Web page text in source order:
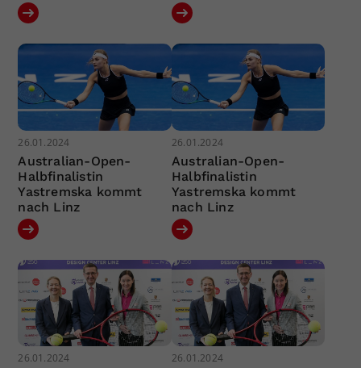
26.01.2024
Australian-Open-
Halbfinalistin
Yastremska kommt
nach Linz
26.01.2024
Australian-Open-
Halbfinalistin
Yastremska kommt
nach Linz
26.01.2024 26.01.2024